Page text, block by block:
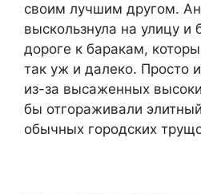
своим лучшим другом.
выскользнула на улицу и
дороге к баракам,
так уж и далеко. Просто
из-за высаженных
бы отгораживали
обычных городских